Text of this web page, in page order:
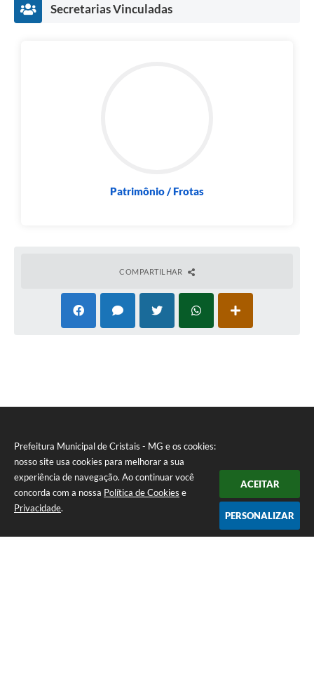
Prefeitura Municipal de Cristais - MG e os cookies:
nosso site usa cookies para melhorar a sua
experiência de navegação. Ao continuar você
concorda com a nossa Política de Cookies e
Privacidade.
ACEITAR
PERSONALIZAR
Secretarias Vinculadas
Patrimônio / Frotas
COMPARTILHAR